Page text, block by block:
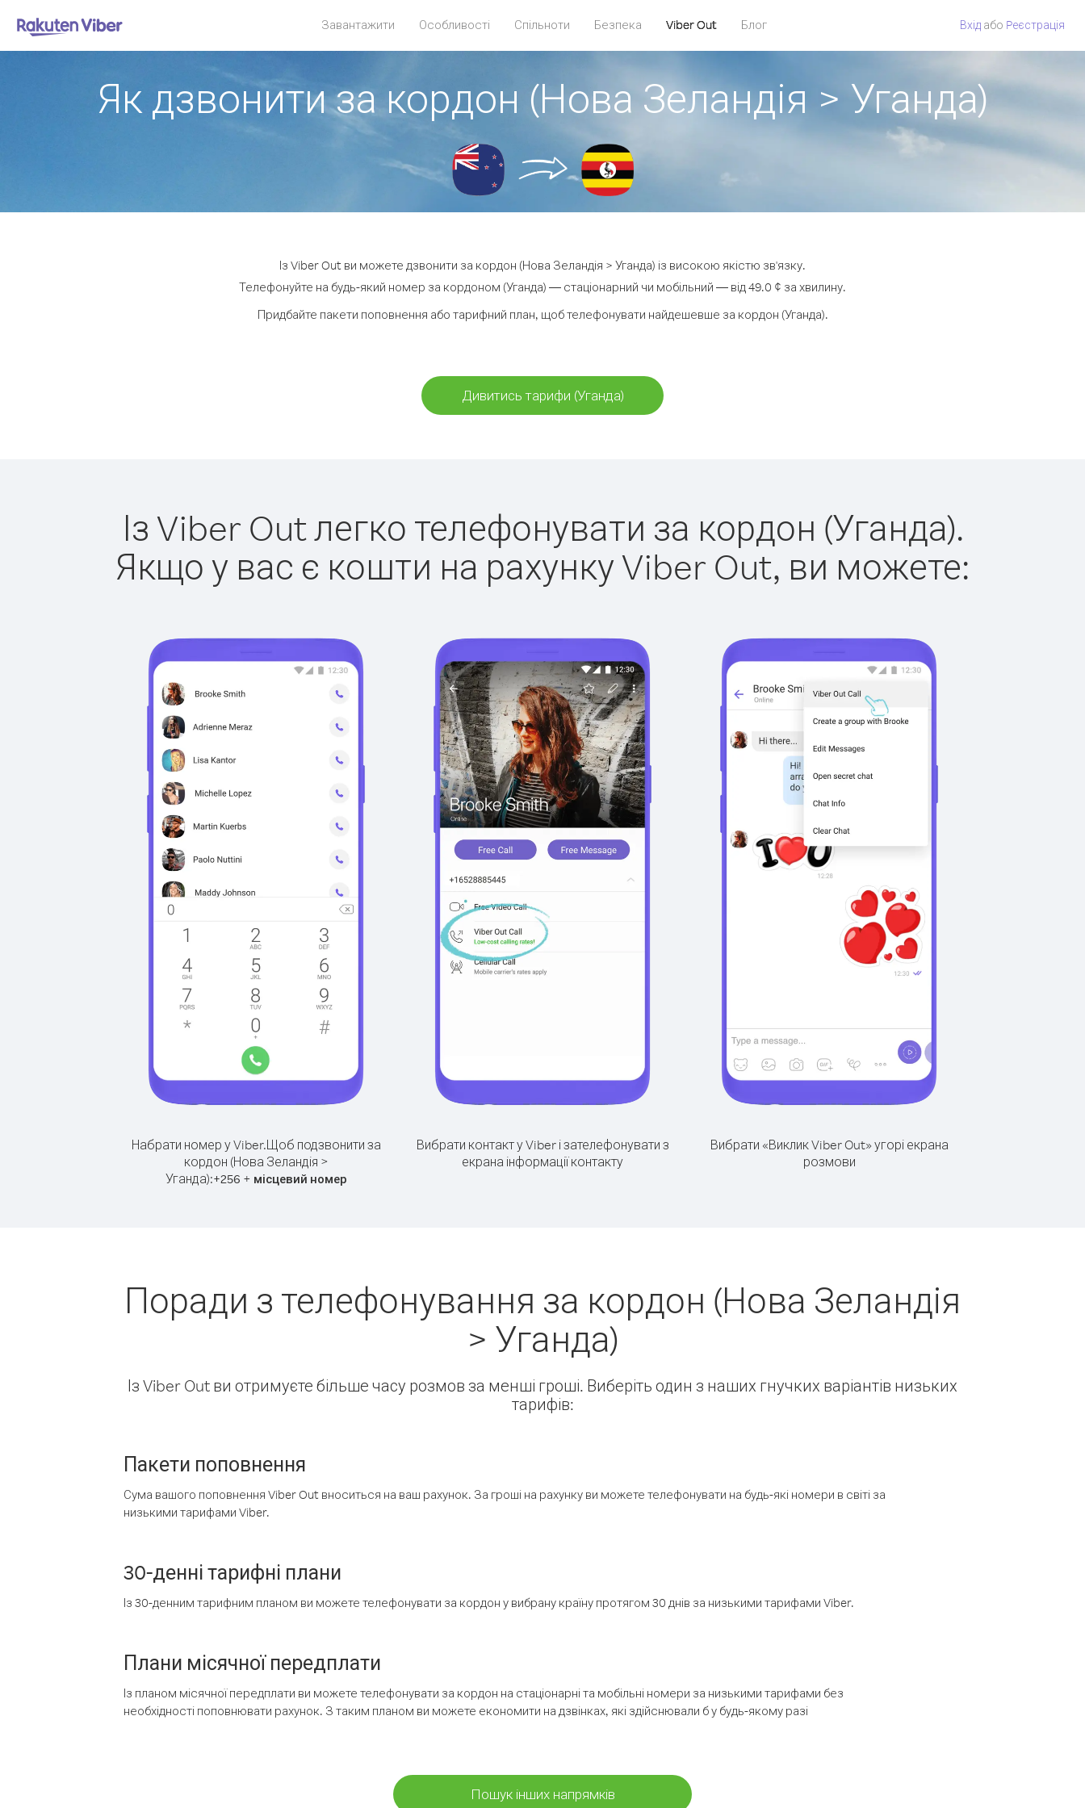
Завантажити Особливості Спільноти Безпека Viber Out Блог Вхід або Pеєстрація
Як дзвонити за кордон (Нова Зеландія > Уганда)
Із Viber Out ви можете дзвонити за кордон (Нова Зеландія > Уганда) із високою якістю зв'язку.
Телефонуйте на будь-який номер за кордоном (Уганда) — стаціонарний чи мобільний — від 49.0 ¢ за хвилину.
Придбайте пакети поповнення або тарифний план, щоб телефонувати найдешевше за кордон (Уганда).
Дивитись тарифи (Уганда)
Із Viber Out легко телефонувати за кордон (Уганда).
Якщо у вас є кошти на рахунку Viber Out, ви можете:
Набрати номер у Viber.Щоб подзвонити за
кордон (Нова Зеландія >
Уганда):+256 + місцевий номер
Вибрати контакт у Viber і зателефонувати з
екрана інформації контакту
Вибрати «Виклик Viber Out» угорі екрана
розмови
Поради з телефонування за кордон (Нова Зеландія
> Уганда)
Із Viber Out ви отримуєте більше часу розмов за менші гроші. Виберіть один з наших гнучких варіантів низьких
тарифів:
Пакети поповнення
Сума вашого поповнення Viber Out вноситься на ваш рахунок. За гроші на рахунку ви можете телефонувати на будь-які номери в світі за
низькими тарифами Viber.
30-денні тарифні плани
Із 30-денним тарифним планом ви можете телефонувати за кордон у вибрану країну протягом 30 днів за низькими тарифами Viber.
Плани місячної передплати
Із планом місячної передплати ви можете телефонувати за кордон на стаціонарні та мобільні номери за низькими тарифами без
необхідності поповнювати рахунок. З таким планом ви можете економити на дзвінках, які здійснювали б у будь-якому разі
Пошук інших напрямків